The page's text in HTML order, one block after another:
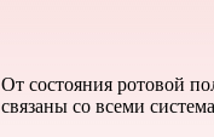
От состояния ротовой
связаны со всеми